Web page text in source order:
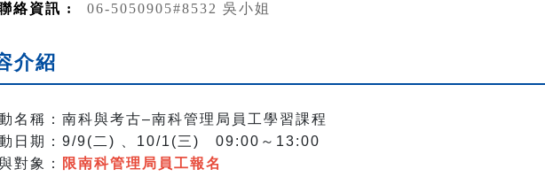
絡資訊 : 06-5050905#8532 吳小姐
介紹
名稱：南科與考古–南科管理局員工學習課程
日期
：9/9(二) 、10/1(三) 09:00～13:00
對象：
限南科管理局員工報名